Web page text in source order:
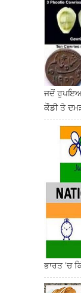
ਜਦੋਂ ਰੁਪਇਆ
ਕੌਡੀ ਤੇ
ਭਾਰਤ 'ਚ